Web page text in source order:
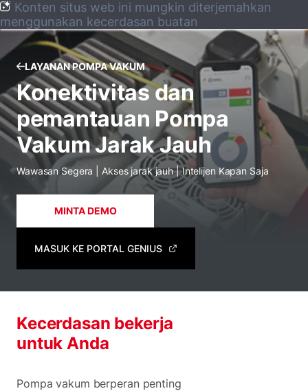
Konten situs web ini mungkin diterjemahkan
menggunakan kecerdasan buatan
LAYANAN POMPA VAKUM
Konektivitas dan
pemantauan Pompa
Vakum Jarak Jauh
Wawasan Segera | Akses jarak jauh | Intelijen Kapan Saja
MINTA DEMO
MASUK KE PORTAL GENIUS
Kecerdasan bekerja
untuk Anda
Pompa vakum berperan penting